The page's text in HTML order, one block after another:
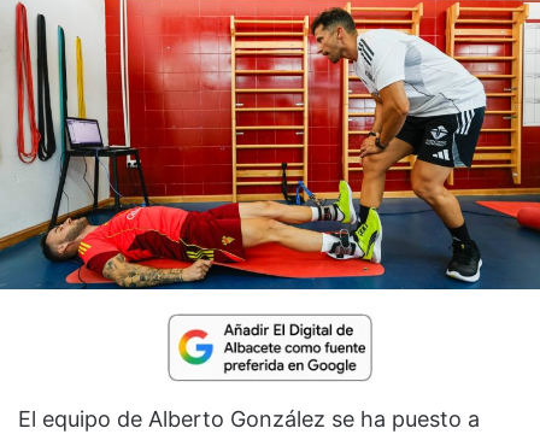
El equipo de Alberto González se ha puesto a